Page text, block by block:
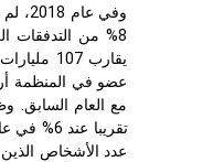
وفي عام
8% من التدفقات
مع العام السابق.
عدد الأشخاص